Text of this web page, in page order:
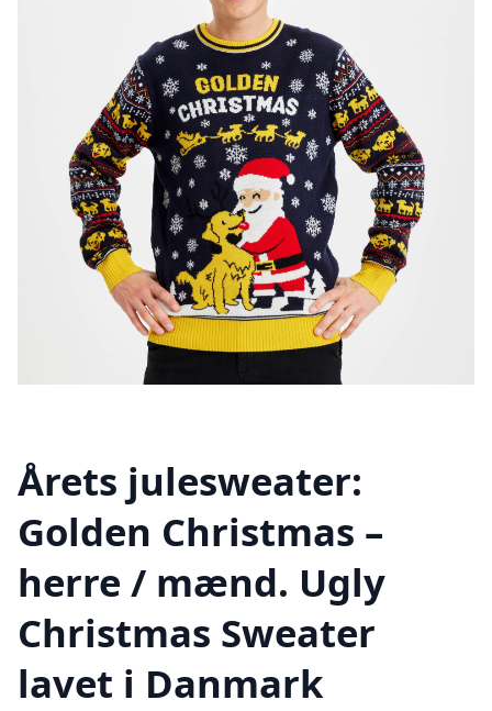
Årets julesweater:
Golden Christmas –
herre / mænd. Ugly
Christmas Sweater
lavet i Danmark